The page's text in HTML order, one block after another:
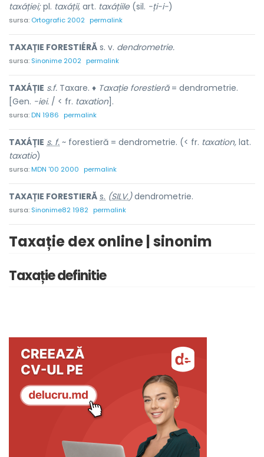
taxáției;pl. taxáții, art. taxáțiile(sil. -ți-i-)
sursa: Ortografic 2002 permalink
TAXAȚIE FORESTIÉRĂ s. v. dendrometrie.
sursa: Sinonime 2002 permalink
TAXÁȚIE s.f. Taxare. ♦ Taxație forestieră= dendrometrie.
[Gen. -iei. / < fr. taxation].
sursa:DN 1986 permalink
TAXÁȚIE s. f. ~ forestieră = dendrometrie. (< fr. taxation, lat.
taxatio)
sursa:MDN '00 2000 permalink
TAXAȚIE FORESTIERĂ s. (SILV.)dendrometrie.
sursa: Sinonime82 1982 permalink
Taxație dex online | sinonim
Taxație definitie